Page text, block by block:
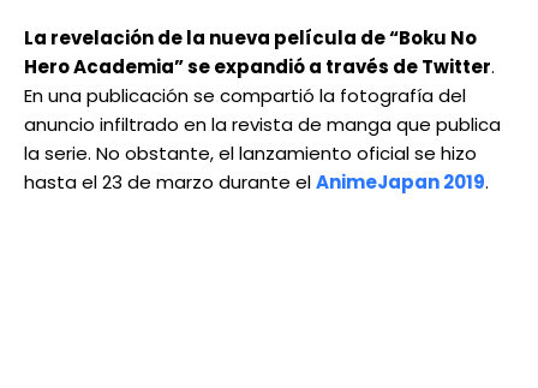
La revelación de la nueva película de “Boku No
Hero Academia” se expandió a través de Twitter.
En una publicación se compartió la fotografía del
anuncio infiltrado en la revista de manga que publica
la serie. No obstante, el lanzamiento oficial se hizo
hasta el 23 de marzo durante elAnimeJapan 2019.